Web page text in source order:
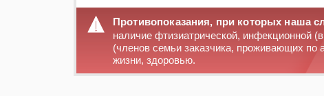
Противопоказания, при которых наша
наличие фтизиатрической, инфекционной
(членов семьи заказчика, проживающих по
жизни, здоровью.